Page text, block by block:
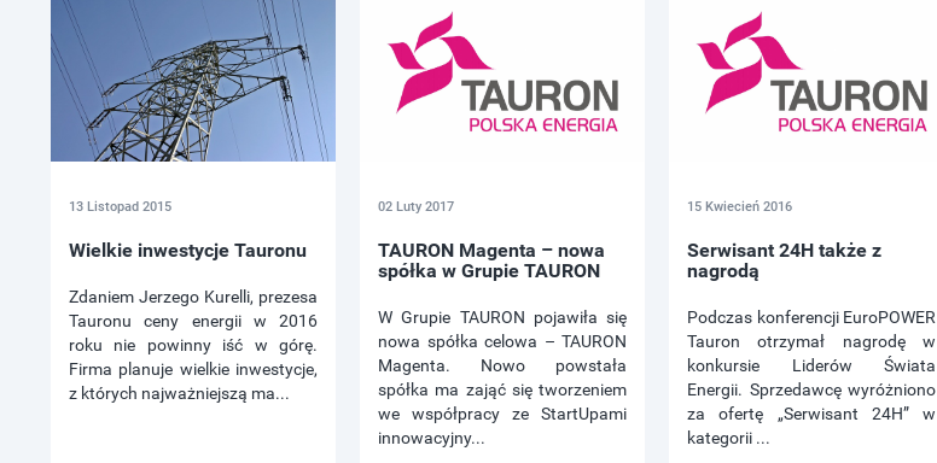
13 Listopad 2015
Wielkie inwestycje Tauronu
Zdaniem Jerzego Kurelli, prezesa
Tauronu ceny energii w 2016
roku nie powinny iść w górę.
Firma planuje wielkie inwestycje,
z których najważniejszą ma...
02 Luty 2017
TAURON Magenta – nowa
spółka w Grupie TAURON
W Grupie TAURON pojawiła się
nowa spółka celowa – TAURON
Magenta. Nowo powstała
spółka ma zająć się tworzeniem
we współpracy ze StartUpami
innowacyjny...
15 Kwiecień 2016
Serwisant 24H także z
nagrodą
Podczas konferencji EuroPOWER
Tauron otrzymał nagrodę w
konkursie Liderów Świata
Energii. Sprzedawcę wyróżniono
za ofertę „Serwisant 24H” w
kategorii ...